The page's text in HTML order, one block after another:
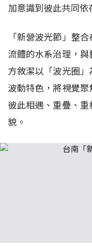
加意識到彼此共同依
「新營波光節」整
流體的水系治理，
方敘潔以「波光圈
波動特色，將視覺
彼此相遇、重疊、
貌。